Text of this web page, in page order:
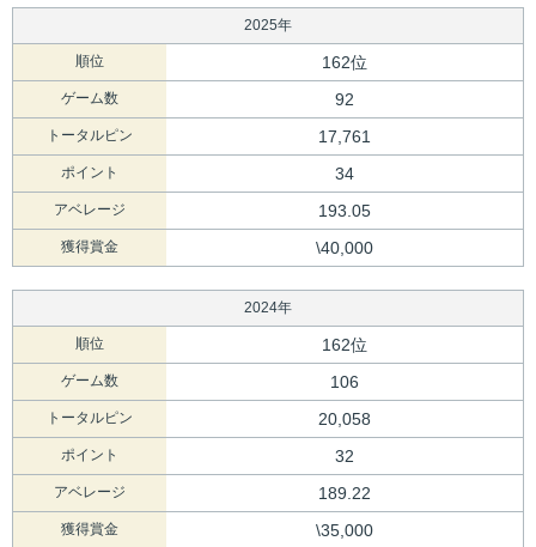
2025年
順位 162位
ゲーム数 92
トータルピン 17,761
ポイント 34
アベレージ 193.05
獲得賞金 \40,000
2024年
順位 162位
ゲーム数 106
トータルピン 20,058
ポイント 32
アベレージ 189.22
獲得賞金 \35,000